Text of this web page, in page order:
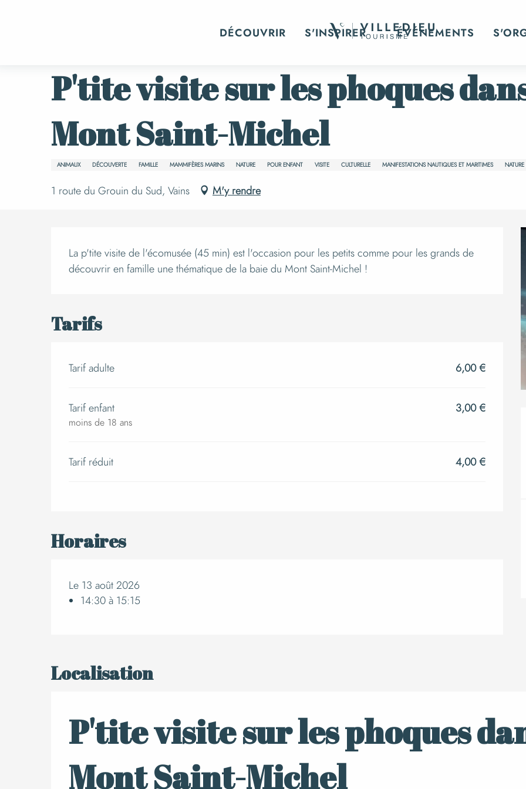
DÉCOUVRIR S'INSPIRER ÉVÉNEMENTS
P'tite visite sur les phoques
Mont Saint-Michel
ANIMAUX DÉCOUVERTE FAMILLE MAMMIFÈRES MARINS NATURE POUR ENFANT VISITE CULTURELLE MANIFESTATIONS NAUTIQUES ET MARITIMES
1 route du Grouin du Sud, Vains M'y rendre
Description
La p'tite visite de l'écomusée (45 min) est l'occasion pour les petits comme pour les grands de
découvrir en famille une thématique de la baie du Mont Saint-Michel !
Tarifs
Tarif adulte 6,00 €
Tarif enfant
moins de 18 ans
3,00 €
Tarif réduit 4,00 €
Horaires
Le 13 août 2026
14:30 à 15:15
Localisation
P'tite visite sur les phoques
Mont Saint-Michel